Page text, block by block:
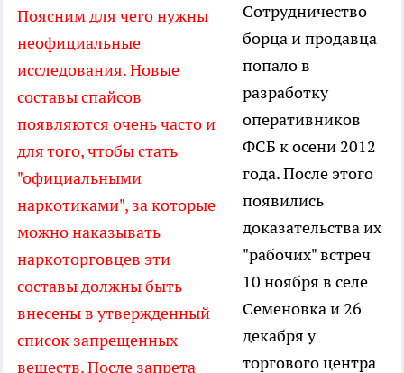
Поясним для чего нужны
неофициальные
исследования. Новые
составы спайсов
появляются очень часто и
для того, чтобы стать
"официальными
наркотиками", за которые
можно наказывать
наркоторговцев эти
составы должны быть
внесены в утвержденный
список запрещенных
веществ. После запрета
Сотрудничество
борца и продавца
попало в
разработку
оперативников
ФСБ к осени 2012
года. После этого
появились
доказательства их
"рабочих" встреч
10 ноября в селе
Семеновка и 26
декабря у
торгового центра